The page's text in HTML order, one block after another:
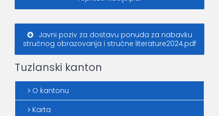
Javni poziv za dostavu ponuda za nabavku
stručnog obrazovanja i stručne literature2024.pdf
Tuzlanski kanton
O kantonu
Karta